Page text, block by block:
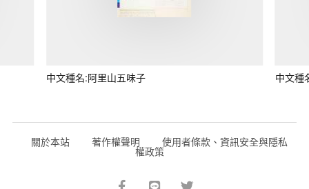
中文種名:阿里山五味子 中文種
關於本站 著作權聲明 使用者條款、資訊安全與隱私
權政策